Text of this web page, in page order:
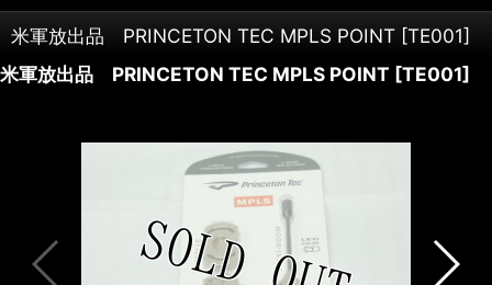
米軍放出品 PRINCETON TEC MPLS POINT [TE001]
米軍放出品 PRINCETON TEC MPLS POINT [TE001]